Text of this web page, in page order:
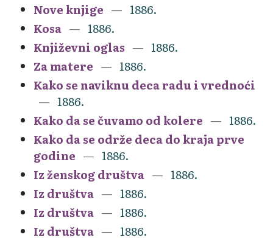
Nove knjige
1886.
Kosa
1886.
Književni oglas
1886.
Za matere
1886.
Kako se naviknu deca radu i vrednoći
1886.
Kako da se čuvamo od kolere
1886.
Kako da se održe deca do kraja prve
godine
1886.
Iz ženskog društva
1886.
Iz društva
1886.
Iz društva
1886.
Iz društva
1886.